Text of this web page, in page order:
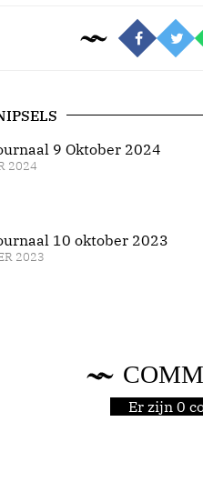
9 Oktober 2024
2024
10 oktober 2023
2023
Er zijn 0